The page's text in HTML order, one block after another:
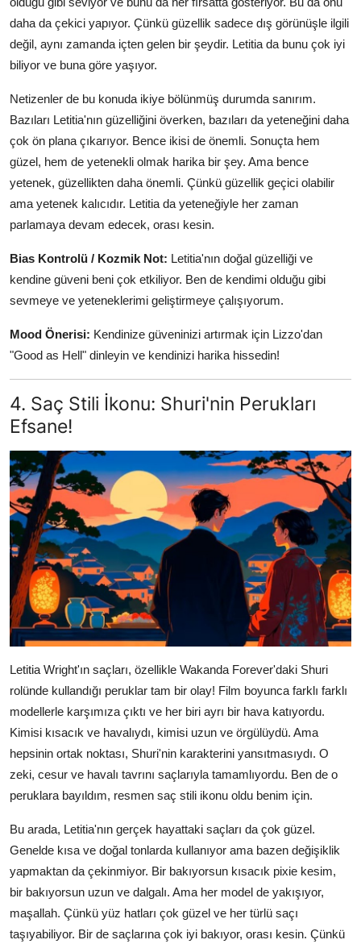
daha da çekici yapıyor. Çünkü güzellik sadece dış görünüşle ilgili
değil, aynı zamanda içten gelen bir şeydir. Letitia da bunu çok iyi
biliyor ve buna göre yaşıyor.
Netizenler de bu konuda ikiye bölünmüş durumda sanırım.
Bazıları Letitia'nın güzelliğini överken, bazıları da yeteneğini daha
çok ön plana çıkarıyor. Bence ikisi de önemli. Sonuçta hem
güzel, hem de yetenekli olmak harika bir şey. Ama bence
yetenek, güzellikten daha önemli. Çünkü güzellik geçici olabilir
ama yetenek kalıcıdır. Letitia da yeteneğiyle her zaman
parlamaya devam edecek, orası kesin.
Bias Kontrolü / Kozmik Not: Letitia'nın doğal güzelliği ve
kendine güveni beni çok etkiliyor. Ben de kendimi olduğu gibi
sevmeye ve yeteneklerimi geliştirmeye çalışıyorum.
Mood Önerisi: Kendinize güveninizi artırmak için Lizzo'dan
"Good as Hell" dinleyin ve kendinizi harika hissedin!
4. Saç Stili İkonu: Shuri'nin Perukları
Efsane!
Letitia Wright'ın saçları, özellikle Wakanda Forever'daki Shuri
rolünde kullandığı peruklar tam bir olay! Film boyunca farklı farklı
modellerle karşımıza çıktı ve her biri ayrı bir hava katıyordu.
Kimisi kısacık ve havalıydı, kimisi uzun ve örgülüydü. Ama
hepsinin ortak noktası, Shuri'nin karakterini yansıtmasıydı. O
zeki, cesur ve havalı tavrını saçlarıyla tamamlıyordu. Ben de o
peruklara bayıldım, resmen saç stili ikonu oldu benim için.
Bu arada, Letitia'nın gerçek hayattaki saçları da çok güzel.
Genelde kısa ve doğal tonlarda kullanıyor ama bazen değişiklik
yapmaktan da çekinmiyor. Bir bakıyorsun kısacık pixie kesim,
bir bakıyorsun uzun ve dalgalı. Ama her model de yakışıyor,
maşallah. Çünkü yüz hatları çok güzel ve her türlü saçı
taşıyabiliyor. Bir de saçlarına çok iyi bakıyor, orası kesin. Çünkü